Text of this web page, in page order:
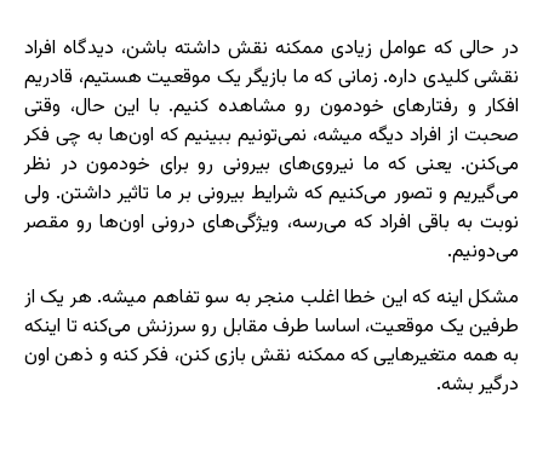
در حالی که عوامل زیادی ممکنه نقش داشته باشن، دیدگاه افراد
نقشی کلیدی داره. زمانی که ما بازیگر یک موقعیت هستیم، قادریم
افکار و رفتارهای خودمون رو مشاهده کنیم. با این حال، وقتی
صحبت از افراد دیگه میشه، نمی‌تونیم ببینیم که اون‌ها به چی فکر
می‌کنن. یعنی که ما نیروی‌های بیرونی رو برای خودمون در نظر
می‌گیریم و تصور می‌کنیم که شرایط بیرونی بر ما تاثیر داشتن. ولی
نوبت به باقی افراد که می‌رسه، ویژگی‌های درونی اون‌ها رو مقصر
می‌دونیم.
مشکل اینه که این خطا اغلب منجر به سو تفاهم میشه. هر یک از
طرفین یک موقعیت، اساسا طرف مقابل رو سرزنش می‌کنه تا اینکه
به همه متغیرهایی که ممکنه نقش بازی کنن، فکر کنه و ذهن اون
درگیر بشه.